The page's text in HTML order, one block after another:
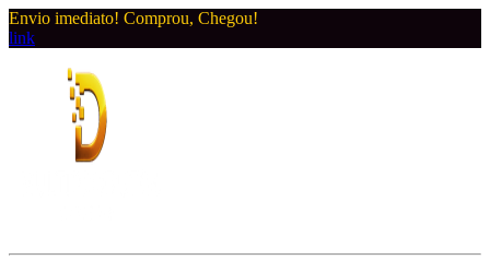
Envio imediato! Comprou, Chegou!
link